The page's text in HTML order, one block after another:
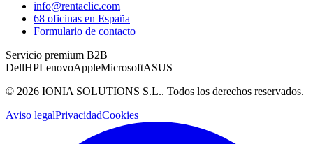
info@rentaclic.com
68 oficinas en España
Formulario de contacto
Servicio premium B2B
DellHPLenovoAppleMicrosoftASUS
© 2026 IONIA SOLUTIONS S.L.. Todos los derechos reservados.
Aviso legalPrivacidadCookies